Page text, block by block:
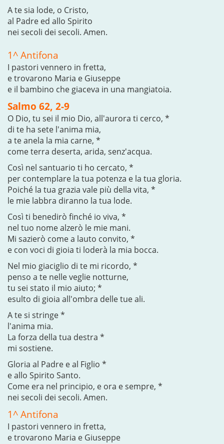
A te sia lode, o Cristo,
al Padre ed allo Spirito
nei secoli dei secoli. Amen.
1^ Antifona
I pastori vennero in fretta,
e trovarono Maria e Giuseppe
e il bambino che giaceva in una mangiatoia.
Salmo 62, 2-9
O Dio, tu sei il mio Dio, all'aurora ti cerco, *
di te ha sete l'anima mia,
a te anela la mia carne, *
come terra deserta, arida, senz'acqua.
Così nel santuario ti ho cercato, *
per contemplare la tua potenza e la tua gloria.
Poiché la tua grazia vale più della vita, *
le mie labbra diranno la tua lode.
Così ti benedirò finché io viva, *
nel tuo nome alzerò le mie mani.
Mi sazierò come a lauto convito, *
e con voci di gioia ti loderà la mia bocca.
Nel mio giaciglio di te mi ricordo, *
penso a te nelle veglie notturne,
tu sei stato il mio aiuto; *
esulto di gioia all'ombra delle tue ali.
A te si stringe *
l'anima mia.
La forza della tua destra *
mi sostiene.
Gloria al Padre e al Figlio *
e allo Spirito Santo.
Come era nel principio, e ora e sempre, *
nei secoli dei secoli. Amen.
1^ Antifona
I pastori vennero in fretta,
e trovarono Maria e Giuseppe